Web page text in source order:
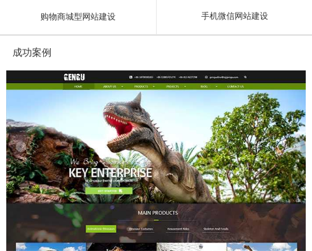
购物商城型网站建设 手机微信网站建设
成功案例
More